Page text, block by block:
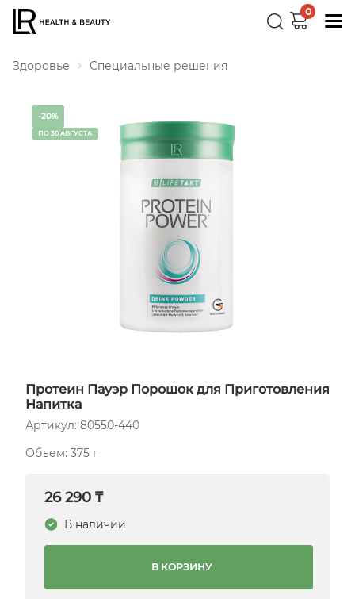
0
Здоровье Специальные решения
-20%
ПО 30 АВГУСТА
Протеин Пауэр Порошок для Приготовления
Напитка
Артикул: 80550-440
Объем: 375 г
26 290 ₸
В наличии
В КОРЗИНУ